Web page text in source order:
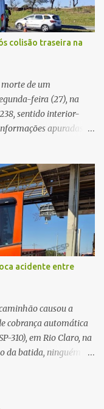
o estado de saúde dos
Gertrudes atenderam a
da perícia. Até a
preso. A Polícia
dos disparos e as
em anda...
colisão traseira na
de um
feira (27), na
sentido interior-
apuradas no
devido a obras
o impacto. Com
ao solo.
se desprendido
gravíssimos e
e de atendimento da
acionadas e
socorro à
no local do
para o registro
acidente entre
causou a
cobrança automática
310), em Rio Claro, na
da batida, ninguém